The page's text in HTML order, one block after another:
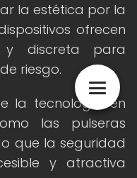
la estética por la
ofrecen
y discreta para
riesgo.
la tecnología en
las pulseras
que la seguridad
y atractiva